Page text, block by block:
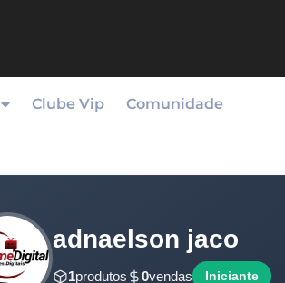
Clube Vip Comunidade
adnaelson jaco
1produtos 0vendas Iniciante